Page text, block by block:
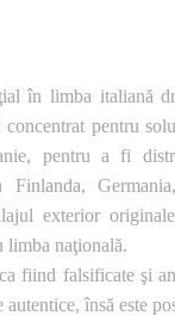
în limba italiană
pentru
pentru a fi
exterior
limba naţională.
fiind falsificate şi
însă este